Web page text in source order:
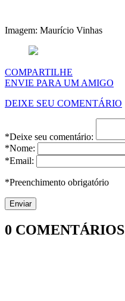
Imagem: Maurício Vinhas
COMPARTILHE
ENVIE PARA UM AMIGO
DEIXE SEU COMENTÁRIO
*Deixe seu comentário:
*Nome:
*Email:
*Preenchimento obrigatório
0 COMENTÁRIOS